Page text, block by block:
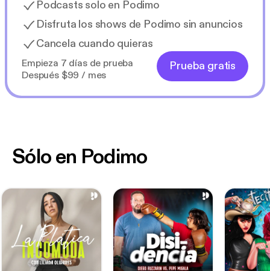
Podcasts solo en Podimo
Disfruta los shows de Podimo sin anuncios
Cancela cuando quieras
Empieza 7 días de prueba
Después $99 / mes
Prueba gratis
Sólo en Podimo